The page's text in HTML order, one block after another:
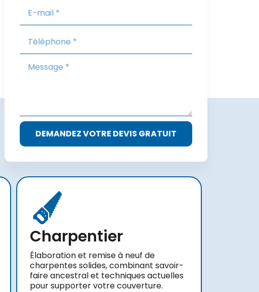
DEMANDEZ VOTRE DEVIS GRATUIT
Charpentier
Élaboration et remise à neuf de
charpentes solides, combinant savoir-
faire ancestral et techniques actuelles
pour supporter votre couverture.